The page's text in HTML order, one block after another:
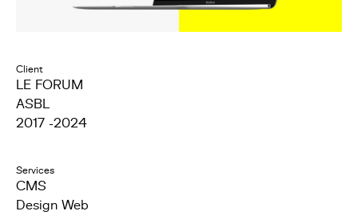
Client
LE FORUM
ASBL
2017 -2024
Services
CMS
Design Web